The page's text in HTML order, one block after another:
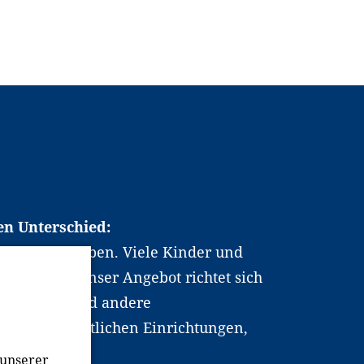
Unterschied:
Berufsleben. Viele Kinder und
dabei. Unser Angebot richtet sich
und andere
Einrichtungen,